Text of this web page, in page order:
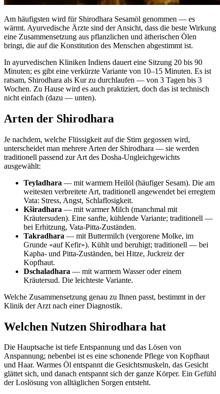
Am häufigsten wird für Shirodhara Sesamöl genommen — es
wärmt. Ayurvedische Ärzte sind der Ansicht, dass die beste Wirkung
eine Zusammensetzung aus pflanzlichen und ätherischen Ölen
bringt, die auf die Konstitution des Menschen abgestimmt ist.
In ayurvedischen Kliniken Indiens dauert eine Sitzung 20 bis 90
Minuten; es gibt eine verkürzte Variante von 10–15 Minuten. Es ist
ratsam, Shirodhara als Kur zu durchlaufen — von 3 Tagen bis 3
Wochen. Zu Hause wird es auch praktiziert, doch das ist technisch
nicht einfach (dazu — unten).
Arten der Shirodhara
Je nachdem, welche Flüssigkeit auf die Stirn gegossen wird,
unterscheidet man mehrere Arten der Shirodhara — sie werden
traditionell passend zur Art des Dosha-Ungleichgewichts
ausgewählt:
Teyladhara — mit warmem Heilöl (häufiger Sesam). Die am
weitesten verbreitete Art, traditionell angewendet bei erregtem
Vata: Stress, Angst, Schlaflosigkeit.
Kširadhara — mit warmer Milch (manchmal mit
Kräutersuden). Eine sanfte, kühlende Variante; traditionell —
bei Erhitzung, Vata-Pitta-Zuständen.
Takradhara — mit Buttermilch (vergorene Molke, im
Grunde «auf Kefir»). Kühlt und beruhigt; traditionell — bei
Kapha- und Pitta-Zuständen, bei Hitze, Juckreiz der
Kopfhaut.
Dschaladhara — mit warmem Wasser oder einem
Kräutersud. Die leichteste Variante.
Welche Zusammensetzung genau zu Ihnen passt, bestimmt in der
Klinik der Arzt nach einer Diagnostik.
Welchen Nutzen Shirodhara hat
Die Hauptsache ist tiefe Entspannung und das Lösen von
Anspannung; nebenbei ist es eine schonende Pflege von Kopfhaut
und Haar. Warmes Öl entspannt die Gesichtsmuskeln, das Gesicht
glättet sich, und danach entspannt sich der ganze Körper. Ein Gefühl
der Loslösung von alltäglichen Sorgen entsteht.